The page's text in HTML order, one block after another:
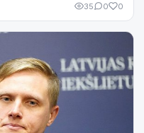
35 0 0